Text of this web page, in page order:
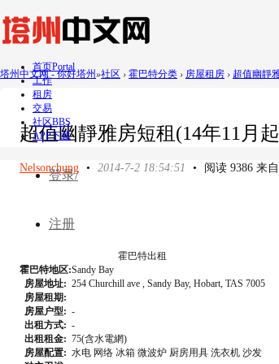
首页Portal
工作
租房
交易
社区BBS
APP下载
登录/
注册
塔州中文网 - 你好塔州»社区 › 霍巴特分类 › 房屋租房 › 超值幽靜
超值幽靜雅房短租(14年11月
Nelsonchung • 2014-7-2 18:54:51 • 阅读 9386 来
霍巴特出租
霍巴特地区:Sandy Bay
房屋地址: 254 Churchill ave , Sandy Bay, Hobart, TAS 7005
房屋租期:
房屋户型: -
出租方式: -
出租租金: 75(含水電網)
房屋配置: 水电 网络 冰箱 微波炉 厨房用具 洗衣机 沙发